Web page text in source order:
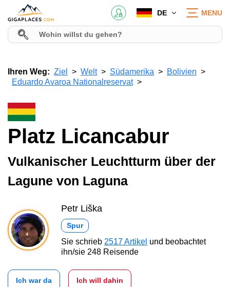
DE MENU
Ihren Weg: Ziel Welt Südamerika
Bolivien
Eduardo Avaroa Nationalreservat
Platz Licancabur
Vulkanischer Leuchtturm über der
Lagune von Laguna
Petr Liška
Spur
Sie schrieb 2517 Artikel und beobachtet
ihn/sie 248 Reisende
Ich war da Ich will dahin